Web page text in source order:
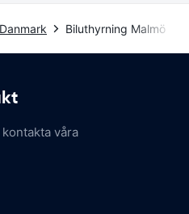
Biluthyrning Malmö
våra